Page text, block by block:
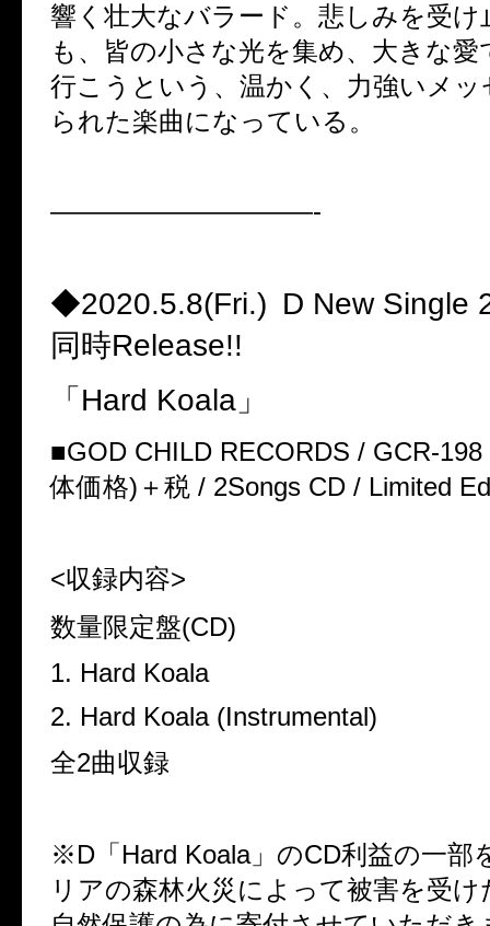
響く壮大なバラード。悲しみを受け
も、皆の小さな光を集め、大きな愛
行こうという、温かく、力強いメ
られた楽曲になっている。
——————————-
◆2020.5.8(Fri.) D New Single
同時Release!!
「Hard Koala」
■GOD CHILD RECORDS / GCR-
体価格)＋税 / 2Songs CD / Limited
<収録内容>
数量限定盤(CD)
1. Hard Koala
2. Hard Koala (Instrumental)
全2曲収録
※D「Hard Koala」のCD利益の一部
リアの森林火災によって被害を受け